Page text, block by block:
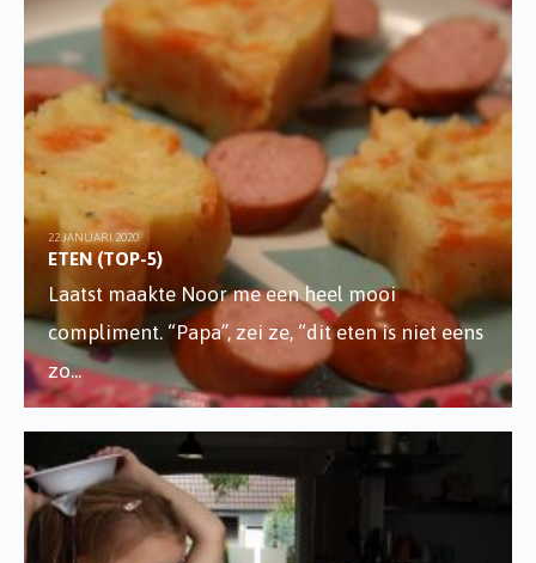
22 JANUARI 2020
ETEN (TOP-5)
Laatst maakte Noor me een heel mooi
compliment. “Papa”, zei ze, “dit eten is niet eens
zo...